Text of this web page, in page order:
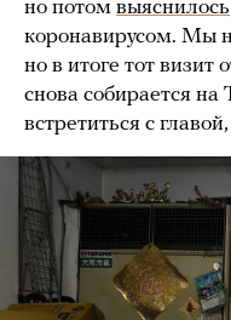
но потом выяснилось
коронавирусом. Мы
но в итоге тот
снова собирается на
встретиться с